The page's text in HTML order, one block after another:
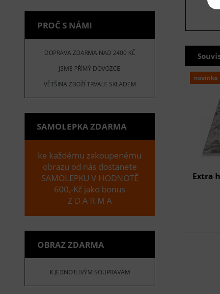
PROČ S NÁMI
DOPRAVA ZDARMA NAD 2400 KČ
JSME PŘÍMÝ DOVOZCE
VĚTŠINA ZBOŽÍ TRVALE SKLADEM
SAMOLEPKA ZDARMA
ke každému zakoupenému
obrazu od nás dostanete
SAMOLEPKU V HODNOTĚ
600,-Kč jako bonus
Z D A R M A
OBRAZ ZDARMA
K JEDNOTLIVÝM SOUPRAVÁM
novinka
Extra